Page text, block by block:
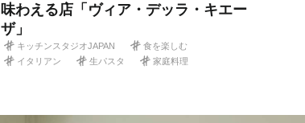
味わえる店「ヴィア・デッラ・キエー
ザ」
キッチンスタジオJAPAN
食を楽しむ
イタリアン
生パスタ 家庭料理